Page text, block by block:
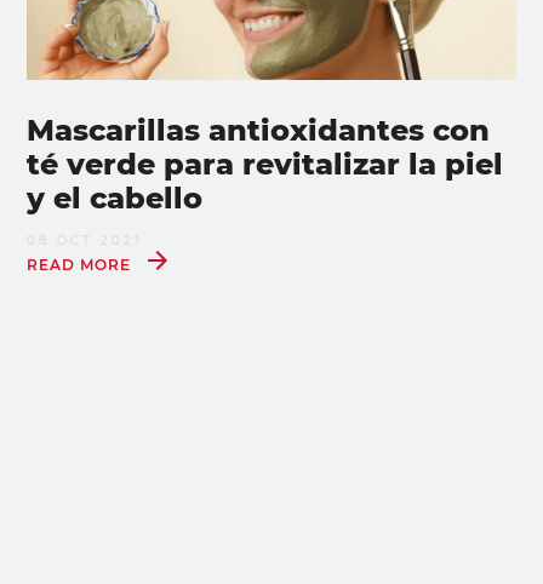
Mascarillas antioxidantes con
té verde para revitalizar la piel
y el cabello
08 OCT 2021
READ MORE